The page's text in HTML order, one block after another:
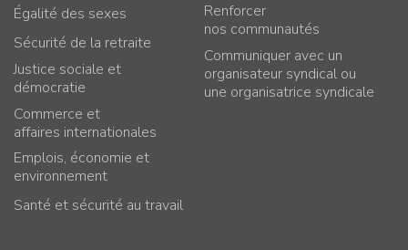
Égalité des sexes
Sécurité de la retraite
Justice sociale et
démocratie
Commerce et
affaires internationales
Emplois, économie et
environnement
Santé et sécurité au travail
Renforcer
nos communautés
Communiquer avec un
organisateur syndical ou
une organisatrice syndicale